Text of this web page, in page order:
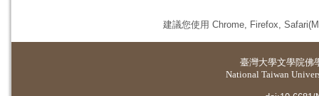
建議您使用 Chrome, Firefox,
臺灣大學文學院佛
National Taiwan